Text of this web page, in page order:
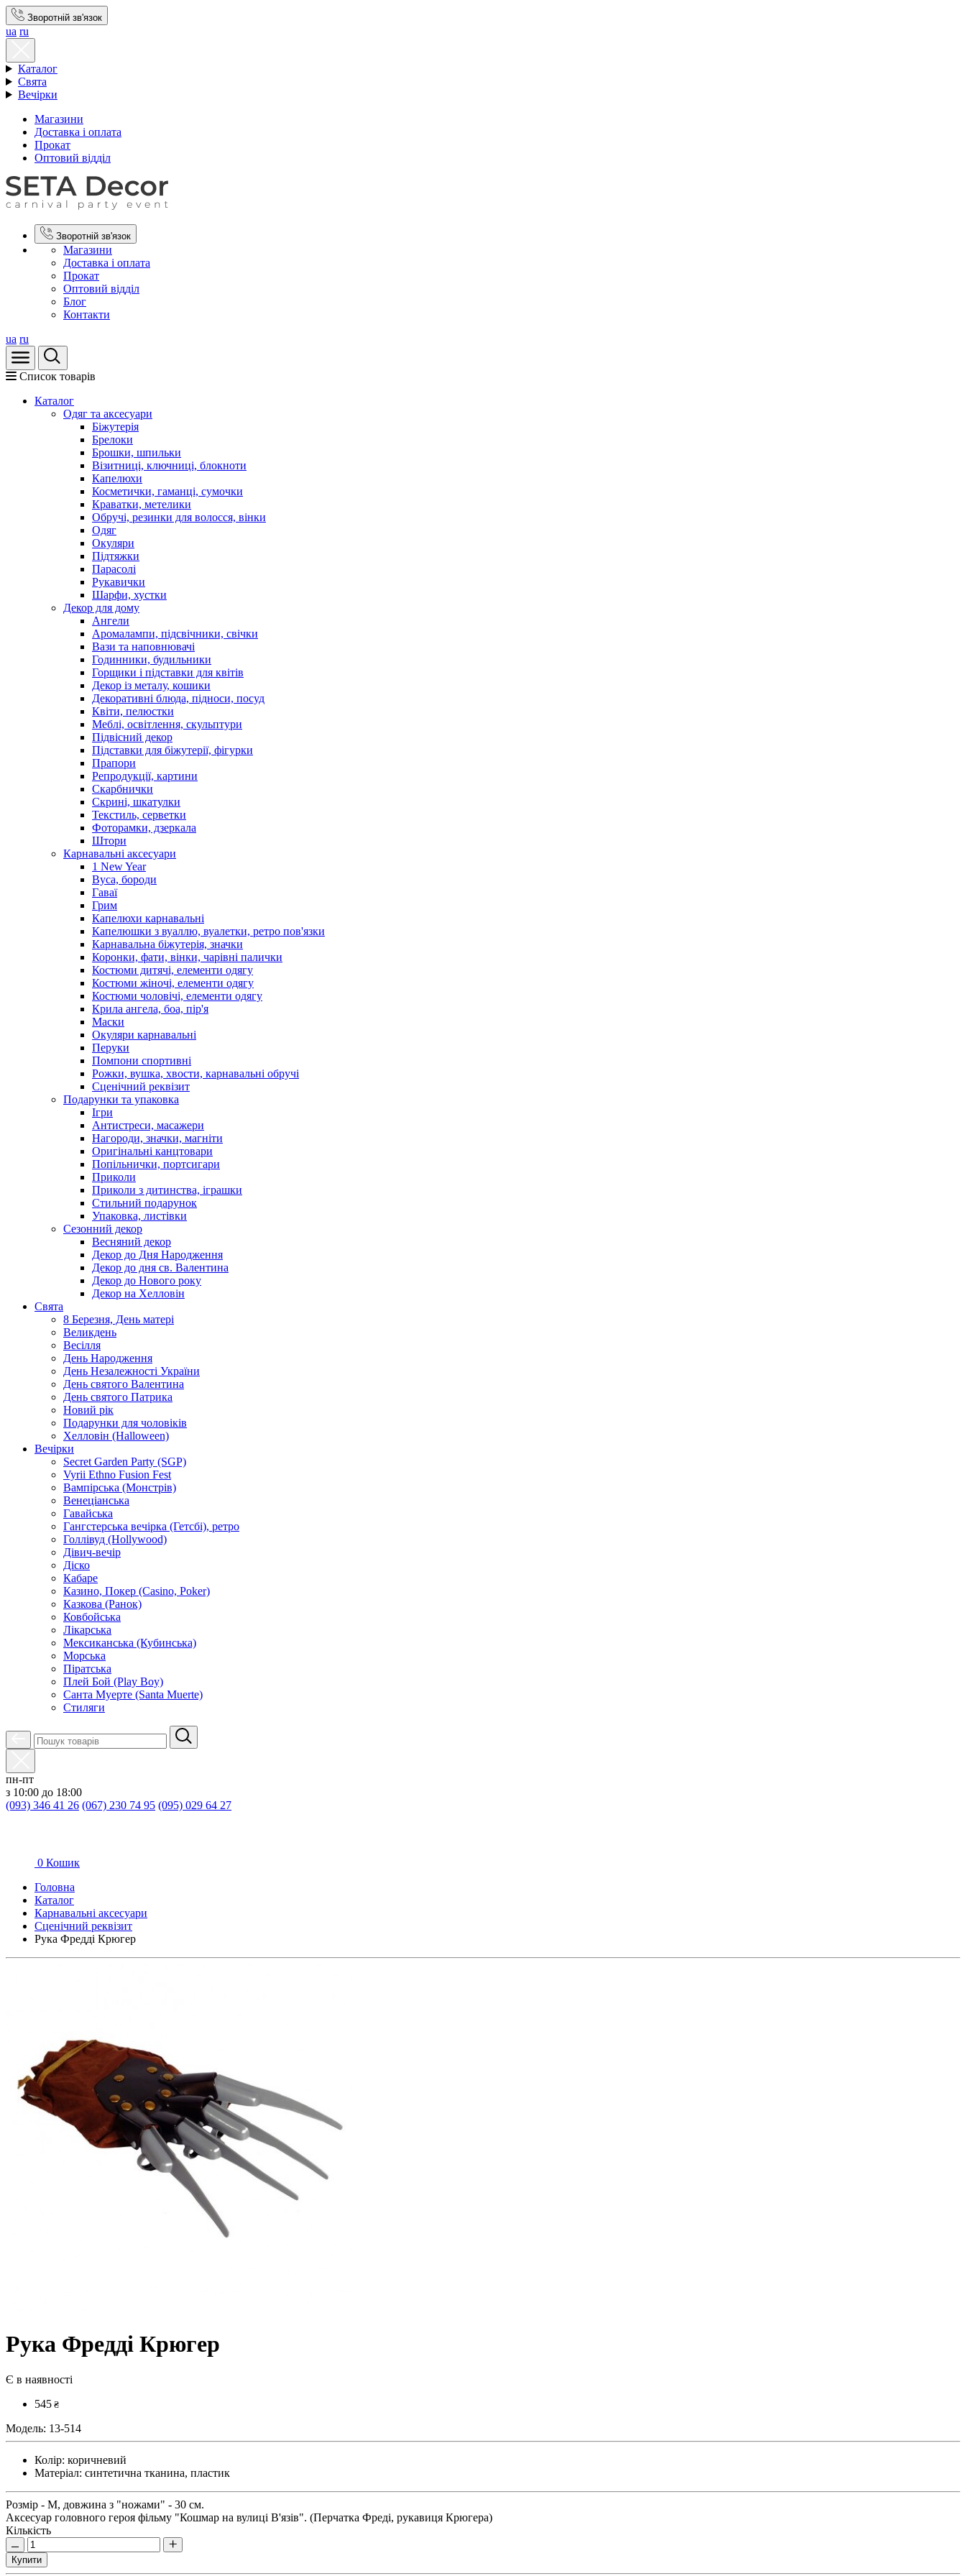
Зворотній зв'язок
ua ru
Каталог
Свята
Вечірки
Магазини
Доставка і оплата
Прокат
Оптовий відділ
Зворотній зв'язок
Магазини
Доставка і оплата
Прокат
Оптовий відділ
Блог
Контакти
ua ru
Список товарів
Каталог
Oдяг та аксесуари
Біжутерія
Брелоки
Брошки, шпильки
Візитниці, ключниці, блокноти
Капелюхи
Косметички, гаманці, сумочки
Краватки, метелики
Обручі, резинки для волосся, вінки
Одяг
Окуляри
Підтяжки
Парасолі
Рукавички
Шарфи, хустки
Декор для дому
Ангели
Аромалампи, підсвічники, свічки
Вази та наповнювачі
Годинники, будильники
Горщики і підставки для квітів
Декор із металу, кошики
Декоративні блюда, підноси, посуд
Квіти, пелюстки
Меблі, освітлення, скульптури
Підвісний декор
Підставки для біжутерії, фігурки
Прапори
Репродукції, картини
Скарбнички
Скрині, шкатулки
Текстиль, серветки
Фоторамки, дзеркала
Штори
Карнавальні аксесуари
1 New Year
Вуса, бороди
Гаваї
Грим
Капелюхи карнавальні
Капелюшки з вуаллю, вуалетки, ретро пов'язки
Карнавальна біжутерія, значки
Коронки, фати, вінки, чарівні палички
Костюми дитячі, елементи одягу
Костюми жіночі, елементи одягу
Костюми чоловічі, елементи одягу
Крила ангела, боа, пір'я
Маски
Окуляри карнавальні
Перуки
Помпони спортивні
Рожки, вушка, хвости, карнавальні обручі
Сценічний реквізит
Подарунки та упаковка
Ігри
Антистреси, масажери
Нагороди, значки, магніти
Оригінальні канцтовари
Попільнички, портсигари
Приколи
Приколи з дитинства, іграшки
Стильний подарунок
Упаковка, листівки
Сезонний декор
Весняний декор
Декор до Дня Народження
Декор до дня св. Валентина
Декор до Нового року
Декор на Хелловін
Свята
8 Березня, День матері
Великдень
Весілля
День Народження
День Незалежності України
День святого Валентина
День святого Патрика
Новий рік
Подарунки для чоловіків
Хелловін (Halloween)
Вечірки
Secret Garden Party (SGP)
Vyrii Ethno Fusion Fest
Вампірська (Монстрів)
Венеціанська
Гавайська
Гангстерська вечірка (Гетсбі), ретро
Голлівуд (Hollywood)
Дівич-вечір
Діско
Кабаре
Казино, Покер (Casino, Poker)
Казкова (Ранок)
Ковбойська
Лікарська
Мексиканська (Кубинська)
Морська
Піратська
Плей Бой (Play Boy)
Санта Муерте (Santa Muerte)
Стиляги
пн-пт
з 10:00 до 18:00
(093) 346 41 26 (067) 230 74 95 (095) 029 64 27
0 Кошик
Головна
Каталог
Карнавальні аксесуари
Сценічний реквізит
Рука Фредді Крюгер
Рука Фредді Крюгер
Є в наявності
545 ₴
Модель: 13-514
Колір: коричневий
Матеріал: синтетична тканина, пластик
Розмір - М, довжина з "ножами" - 30 см.
Аксесуар головного героя фільму "Кошмар на вулиці В'язів". (Перчатка Фреді, рукавиця Крюгера)
Кількість
Купити